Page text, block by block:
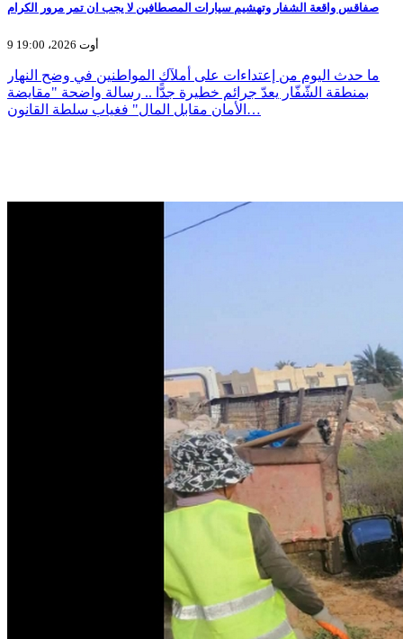
صفاقس واقعة الشفار وتهشيم سيارات المصطافين لا يجب ان تمر مرور الكرام
9 أوت 2026، 19:00
ما حدث اليوم من إعتداءات على أملآك المواطنين في وضح النهار
بمنطقة الشّفّار يعدّ جرائم خطيرة جدًّا .. رسالة واضحة "مقايضة
الأمان مقابل المال" فغياب سلطة القانون…